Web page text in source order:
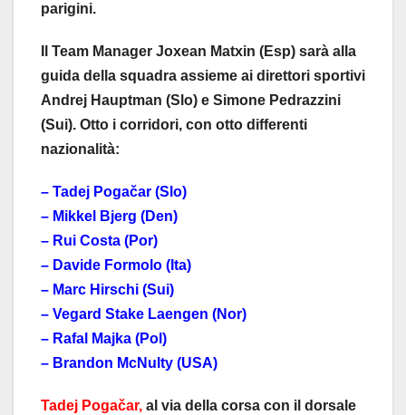
parigini.
Il Team Manager Joxean Matxin (Esp) sarà alla
guida della squadra assieme ai direttori sportivi
Andrej Hauptman (Slo) e Simone Pedrazzini
(Sui). Otto i corridori, con otto differenti
nazionalità:
– Tadej Pogačar (Slo)
– Mikkel Bjerg (Den)
– Rui Costa (Por)
– Davide Formolo (Ita)
– Marc Hirschi (Sui)
– Vegard Stake Laengen (Nor)
– Rafal Majka (Pol)
– Brandon McNulty (USA)
Tadej Pogačar, al via della corsa con il dorsale